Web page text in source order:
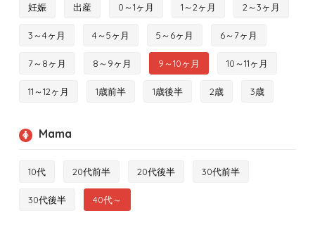
妊娠 出産 0～1ヶ月 1～2ヶ月 2～3ヶ月
3～4ヶ月 4～5ヶ月 5～6ヶ月 6～7ヶ月
7～8ヶ月 8～9ヶ月 9～10ヶ月 10～11ヶ月
11～12ヶ月 1歳前半 1歳後半 2歳 3歳
Mama
10代 20代前半 20代後半 30代前半
30代後半 40代～